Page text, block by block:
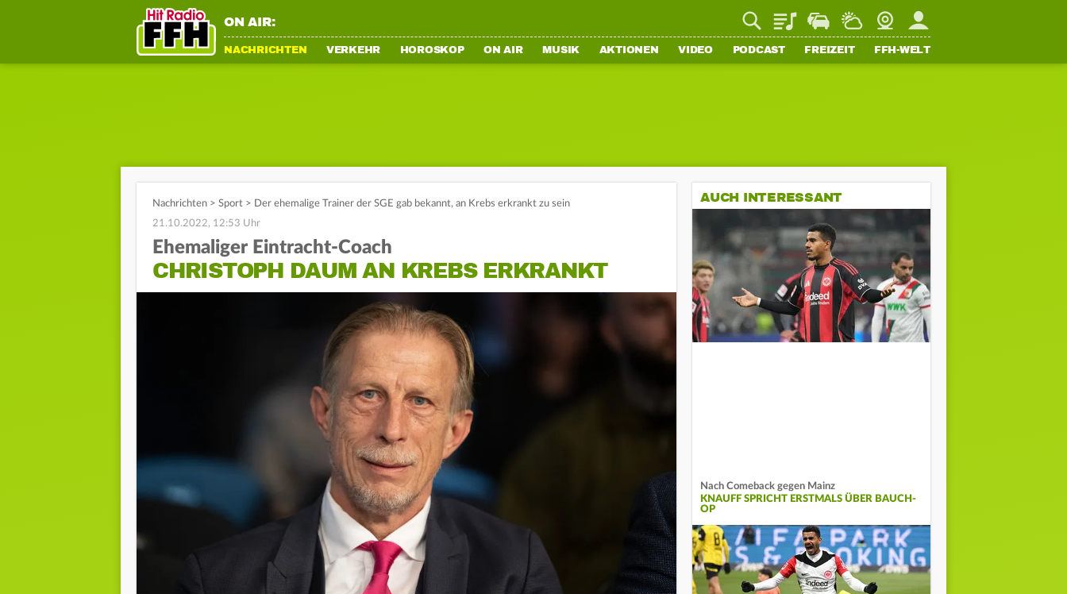
ON AIR: PlaylistStaupilotWetterWebcamMein FFH
NACHRICHTEN VERKEHR HOROSKOP ON AIR MUSIK AKTIONEN VIDEO PODCAST FREIZEIT FFH-WELT
Nachrichten > Sport > Der ehemalige Trainer der SGE gab bekannt, an Krebs erkrankt zu sein
21.10.2022, 12:53 Uhr
Ehemaliger Eintracht-Coach
CHRISTOPH DAUM AN KREBS ERKRANKT
AUCH INTERESSANT
Nach Comeback gegen Mainz
KNAUFF SPRICHT ERSTMALS ÜBER BAUCH-
OP